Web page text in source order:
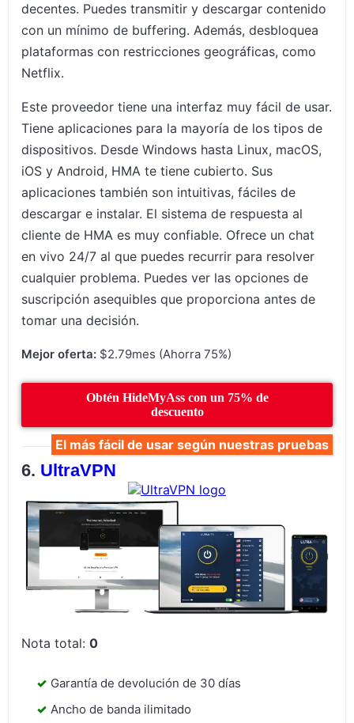
decentes. Puedes transmitir y descargar contenido
con un mínimo de buffering. Además, desbloquea
plataformas con restricciones geográficas, como
Netflix.
Este proveedor tiene una interfaz muy fácil de usar.
Tiene aplicaciones para la mayoría de los tipos de
dispositivos. Desde Windows hasta Linux, macOS,
iOS y Android, HMA te tiene cubierto. Sus
aplicaciones también son intuitivas, fáciles de
descargar e instalar. El sistema de respuesta al
cliente de HMA es muy confiable. Ofrece un chat
en vivo 24/7 al que puedes recurrir para resolver
cualquier problema. Puedes ver las opciones de
suscripción asequibles que proporciona antes de
tomar una decisión.
Mejor oferta: $2.79mes (Ahorra 75%)
Obtén HideMyAss con un 75% de
descuento
El más fácil de usar según nuestras pruebas
UltraVPN
Nota total:0
Garantía de devolución de 30 días
Ancho de banda ilimitado